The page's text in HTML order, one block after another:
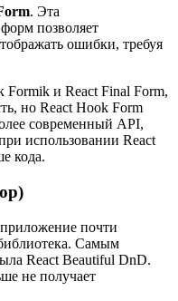
. Эта
позволяет
ошибки, требуя
Formik и React Final Form,
но React Hook Form
современный API,
использовании React
кода.
почти
Самым
React Beautiful DnD.
не получает